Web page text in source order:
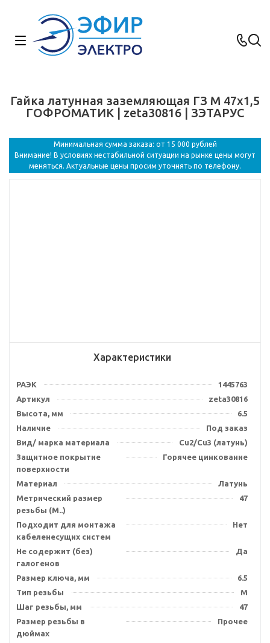
Гайка латунная заземляющая ГЗ M 47х1,5
ГОФРОМАТИК | zeta30816 | ЗЭТАРУС
Минимальная сумма заказа: от 15 000 рублей
Внимание! В условиях нестабильной ситуации на рынке цены могут
меняться. Актуальные цены просим уточнять по телефону.
Характеристики
РАЭК
1445763
Артикул
zeta30816
Высота, мм
6.5
Наличие
Под заказ
Вид/ марка материала
Cu2/Cu3 (латунь)
Защитное покрытие
поверхности
Горячее цинкование
Материал
Латунь
Метрический размер
резьбы (М..)
47
Подходит для монтажа
кабеленесущих систем
Нет
Не содержит (без)
галогенов
Да
Размер ключа, мм
6.5
Тип резьбы
M
Шаг резьбы, мм
47
Размер резьбы в
дюймах
Прочее